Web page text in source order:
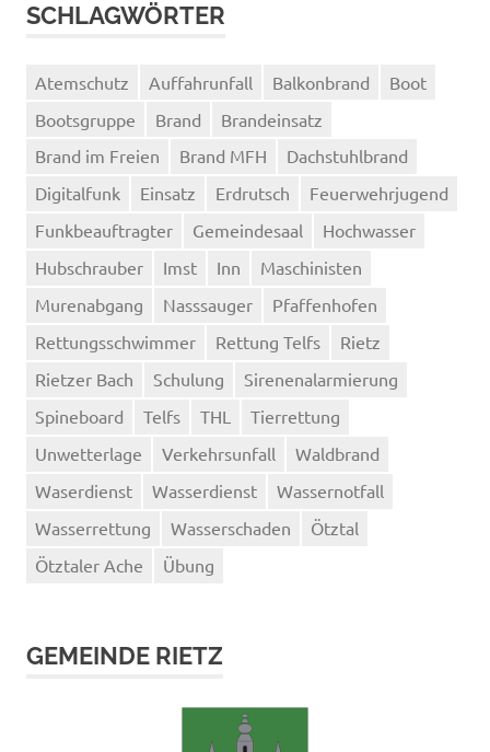
SCHLAGWÖRTER
Atemschutz Auffahrunfall Balkonbrand
Boot
Bootsgruppe
Brand
Brandeinsatz
Brand im Freien
Brand MFH
Dachstuhlbrand
Digitalfunk
Einsatz Erdrutsch
Feuerwehrjugend
Funkbeauftragter
Gemeindesaal
Hochwasser
Hubschrauber
Imst Inn
Maschinisten
Murenabgang
Nasssauger
Pfaffenhofen
Rettungsschwimmer
Rettung Telfs
Rietz
Rietzer Bach
Schulung
Sirenenalarmierung
Spineboard
Telfs THL
Tierrettung
Unwetterlage
Verkehrsunfall
Waldbrand
Waserdienst
Wasserdienst
Wassernotfall
Wasserrettung
Wasserschaden
Ötztal
Ötztaler Ache
Übung
GEMEINDE RIETZ